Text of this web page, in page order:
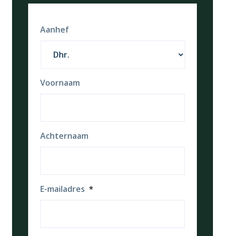
Aanhef
Voornaam
Achternaam
E-mailadres *